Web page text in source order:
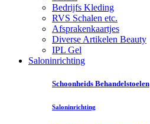
Bedrijfs Kleding
RVS Schalen etc.
Afsprakenkaartjes
Diverse Artikelen Beauty
IPL Gel
Saloninrichting
Schoonheids Behandelstoelen
Saloninrichting